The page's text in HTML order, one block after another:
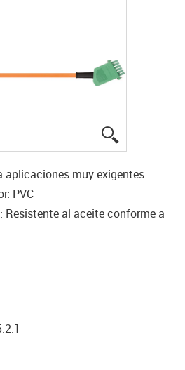
aplicaciones muy exigentes
PVC
Resistente al aceite conforme a